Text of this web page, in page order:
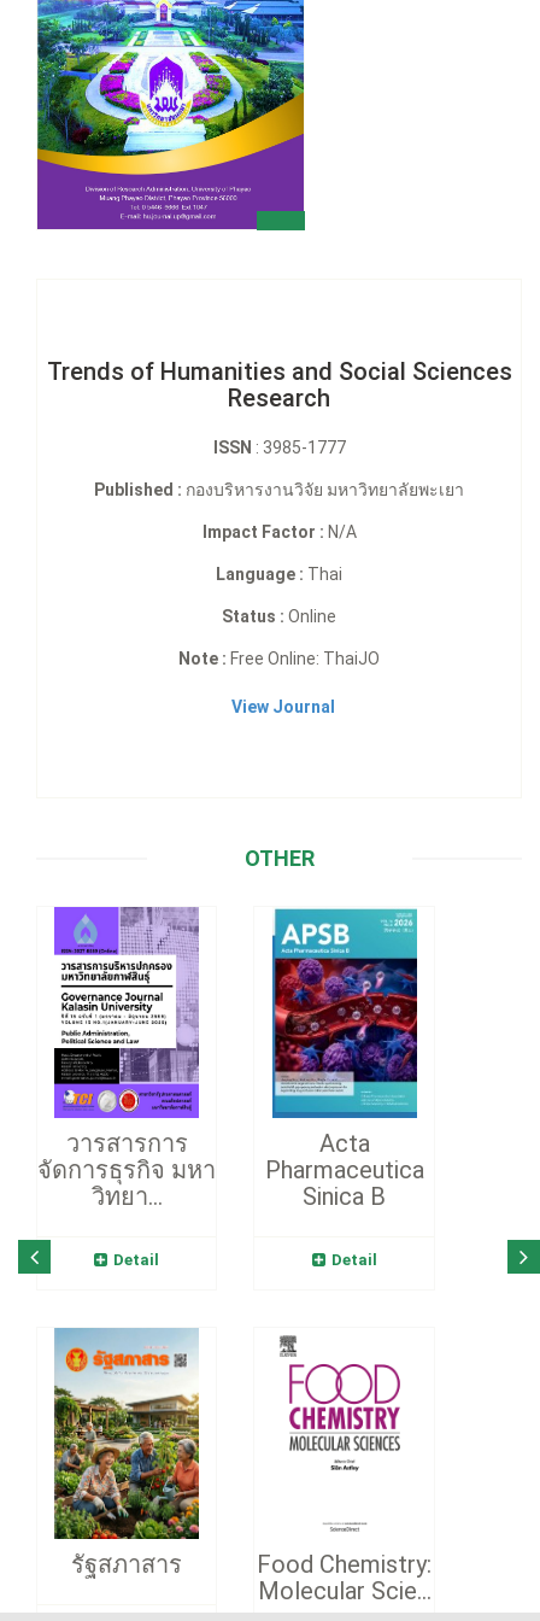
Trends of Humanities and Social Sciences
Research
ISSN : 3985-1777
Published : กองบริหารงานวิจัย มหาวิทยาลัยพะเยา
Impact Factor : N/A
Language : Thai
Status : Online
Note : Free Online: ThaiJO
View Journal
OTHER
วารสารการ
จัดการธุรกิจ มหา
วิทยา...
Detail
Acta
Pharmaceutica
Sinica B
Detail
รัฐสภาสาร
Food Chemistry:
Molecular Scie...